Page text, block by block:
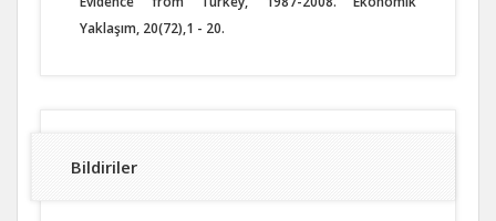
Yaklaşım, 20(72),1 - 20.
Bildiriler